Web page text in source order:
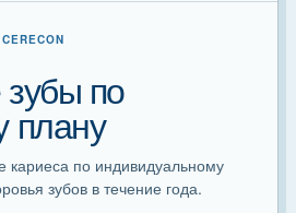
по
плану
кариеса по индивидуальному
зубов в течение года.